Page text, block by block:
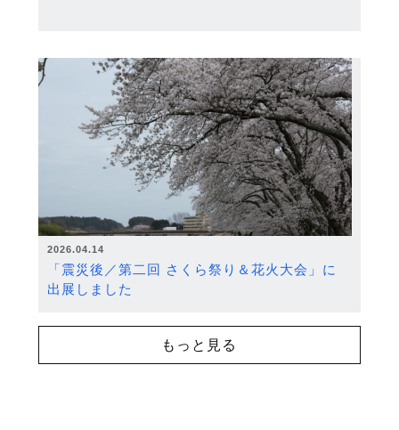
2026.04.14
「震災後／第二回 さくら祭り＆花火大会」に
出展しました
もっと見る